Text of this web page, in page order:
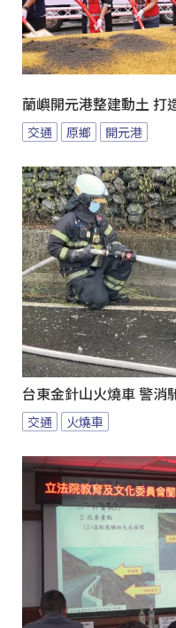
蘭嶼開元港整建動土 打
交通 原鄉 開元港
台東金針山火燒車 警消
交通 火燒車